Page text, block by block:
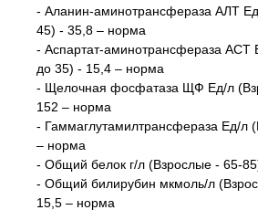
- Аланин-аминотрансфераза АЛТ
45) - 35,8 – норма
- Аспартат-аминотрансфераза
до 35) - 15,4 – норма
- Щелочная фосфатаза ЩФ Ед/л
152 – норма
- Гаммаглутамилтрансфераза Ед/л
– норма
- Общий белок г/л (Взрослые - 65-
- Общий билирубин мкмоль/л
15,5 – норма